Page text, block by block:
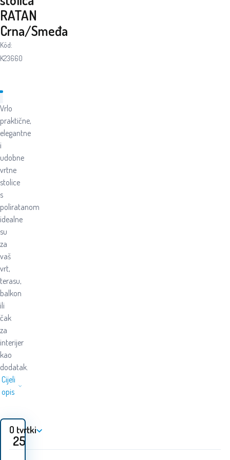
RATAN
Crna/Smeđa
Kôd:
K23660
Vrlo
praktične,
elegantne
i
udobne
vrtne
stolice
s
poliratanom
idealne
su
za
vaš
vrt,
terasu,
balkon
ili
čak
za
interijer
kao
dodatak.
Cijeli
opis
25.20
O tvrtki